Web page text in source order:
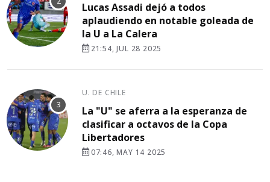
Lucas Assadi dejó a todos
aplaudiendo en notable goleada de
la U a La Calera
21:54, JUL 28 2025
U. DE CHILE
La "U" se aferra a la esperanza de
clasificar a octavos de la Copa
Libertadores
07:46, MAY 14 2025